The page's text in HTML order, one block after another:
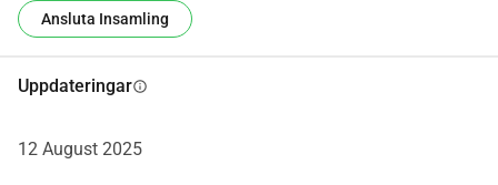
om i världen kommer att höra hennes
Ditt stöd kommer att hjälpa till att
Ansluta Insamling
Uppdateringarinfo
12 August 2025